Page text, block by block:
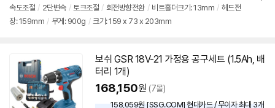
속도조절 / 2단변속 / 토크조절 / 회전방향전환 / 비트홀더크기: 13mm / 헤드전
장: 159mm / 무게: 900g / 크기: 159 x 73 x 203mm
기
보쉬 GSR 18V-21 가정용 공구세트 (1.5Ah, 배
터리 1개)
168,150원 (7몰)
158,059원 [SSG.COM] 현대카드 / 무이자 최대 3개